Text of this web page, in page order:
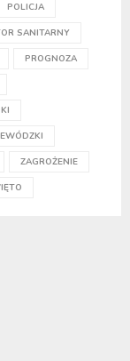
POLICJA
SANITARNY
PROGNOZA
ZAGROŻENIE